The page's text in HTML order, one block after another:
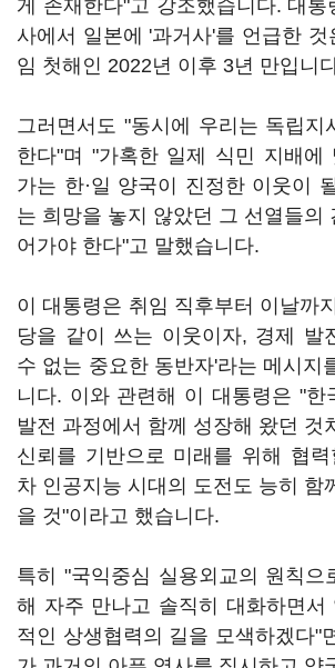
게 존재한다"고 강조했습니다. 대통
사에서 일본에 '과거사'를 언급한 것
임 첫해인 2022년 이후 3년 만입니
그러면서도 "동시에 우리는 독립지
한다"며 "가혹한 일제 식민 지배에
가는 한·일 양국이 진정한 이웃이
는 희망을 놓지 않았던 그 선열들의
어가야 한다"고 말했습니다.
이 대통령은 취임 직후부터 이날까
당을 같이 쓰는 이웃이자, 경제 발
수 없는 중요한 동반자'라는 메시지
니다. 이와 관련해 이 대통령은 "한
발전 과정에서 함께 성장해 왔던 것
신뢰를 기반으로 미래를 위해 협
차 인공지능 시대의 도전도 능히 함
을 것"이라고 했습니다.
특히 "국익중심 실용외교의 원칙으
해 자주 만나고 솔직히 대화하면서
적인 상생협력의 길을 모색하겠다"